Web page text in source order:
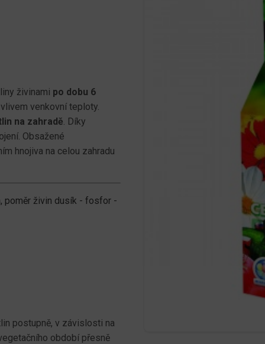
živinami po dobu 6
venkovní teploty.
na zahradě. Díky
Obsažené
hnojiva na celou zahradu
poměr živin dusík - fosfor -
postupně, v závislosti na
období přesně